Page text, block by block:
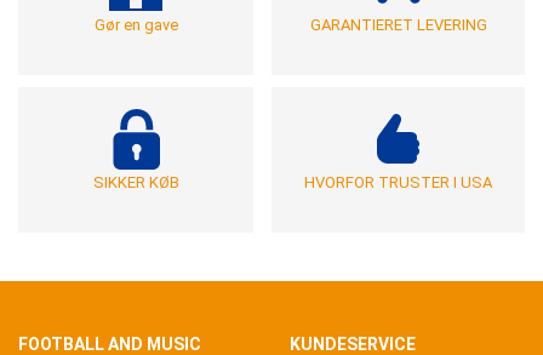
Gør en gave GARANTIERET LEVERING
SIKKER KØB HVORFOR TRUSTER I USA
FOOTBALL AND MUSIC KUNDESERVICE